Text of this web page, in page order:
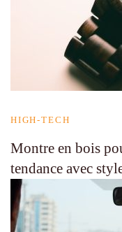
HIGH-TECH
Montre en bois
tendance avec